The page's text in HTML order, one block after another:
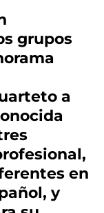
grupos
a
en
y